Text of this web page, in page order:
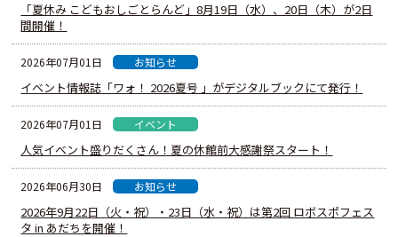
イベントレポート
「夏休み こどもおしごとらんど」8月19日（水）、20日（木）が2日
間開催！
2026年07月01日 お知らせ
イベント情報誌「ワォ！ 2026夏号 」がデジタルブックにて発行！
2026年07月01日 イベント
人気イベント盛りだくさん！夏の休館前大感謝祭スタート！
2026年06月30日 お知らせ
2026年9月22日（火・祝）・23日（水・祝）は第2回 ロボスポフェス
タ in あだちを開催！